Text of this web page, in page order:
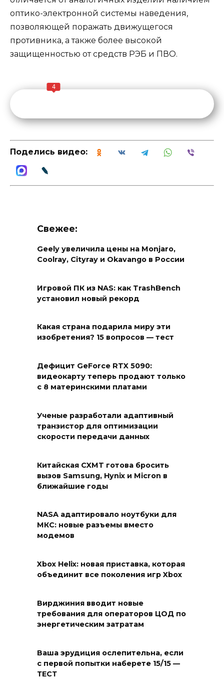
оптико-электронной системы наведения,
позволяющей поражать движущегося
противника, а также более высокой
защищенностью от средств РЭБ и ПВО.
4
Поделись видео:
Свежее:
Geely увеличила цены на Monjaro,
Coolray, Cityray и Okavango в России
Игровой ПК из NAS: как TrashBench
установил новый рекорд
Какая страна подарила миру эти
изобретения? 15 вопросов — тест
Дефицит GeForce RTX 5090:
видеокарту теперь продают только
с 8 материнскими платами
Ученые разработали адаптивный
транзистор для оптимизации
скорости передачи данных
Китайская CXMT готова бросить
вызов Samsung, Hynix и Micron в
ближайшие годы
NASA адаптировало ноутбуки для
МКС: новые разъемы вместо
модемов
Xbox Helix: новая приставка, которая
объединит все поколения игр Xbox
Вирджиния вводит новые
требования для операторов ЦОД по
энергетическим затратам
Ваша эрудиция ослепительна, если
с первой попытки наберете 15/15 —
ТЕСТ